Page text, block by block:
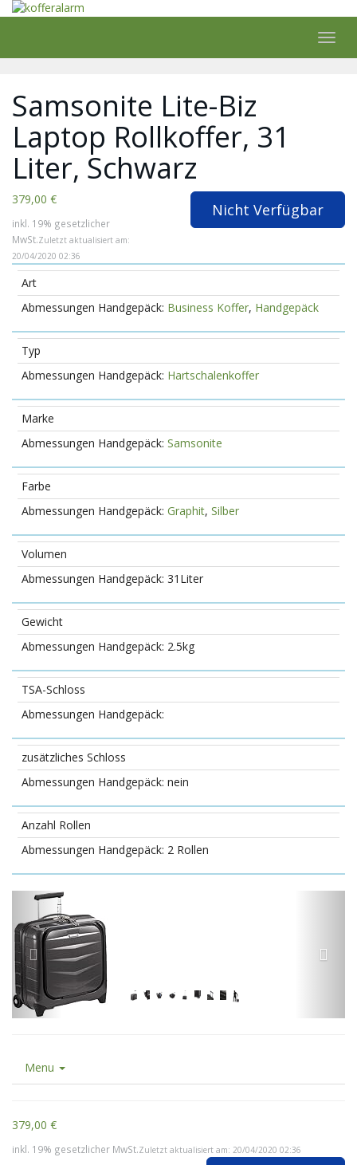
Skip
content
Samsonite Lite-Biz
Laptop Rollkoffer, 31
Liter, Schwarz
379,00 €
inkl. 19% gesetzlicher
MwSt.Zuletzt aktualisiert am:
20/04/2020 02:36
Nicht Verfügbar
Art
Business Koffer, Handgepäck
Typ
Hartschalenkoffer
Marke
Samsonite
Farbe
Graphit, Silber
Volumen
31Liter
Gewicht
2.5kg
TSA-Schloss
zusätzliches Schloss
nein
Anzahl Rollen
2 Rollen
Menu
379,00 €
inkl. 19% gesetzlicher MwSt.Zuletzt aktualisiert am: 20/04/2020 02:36